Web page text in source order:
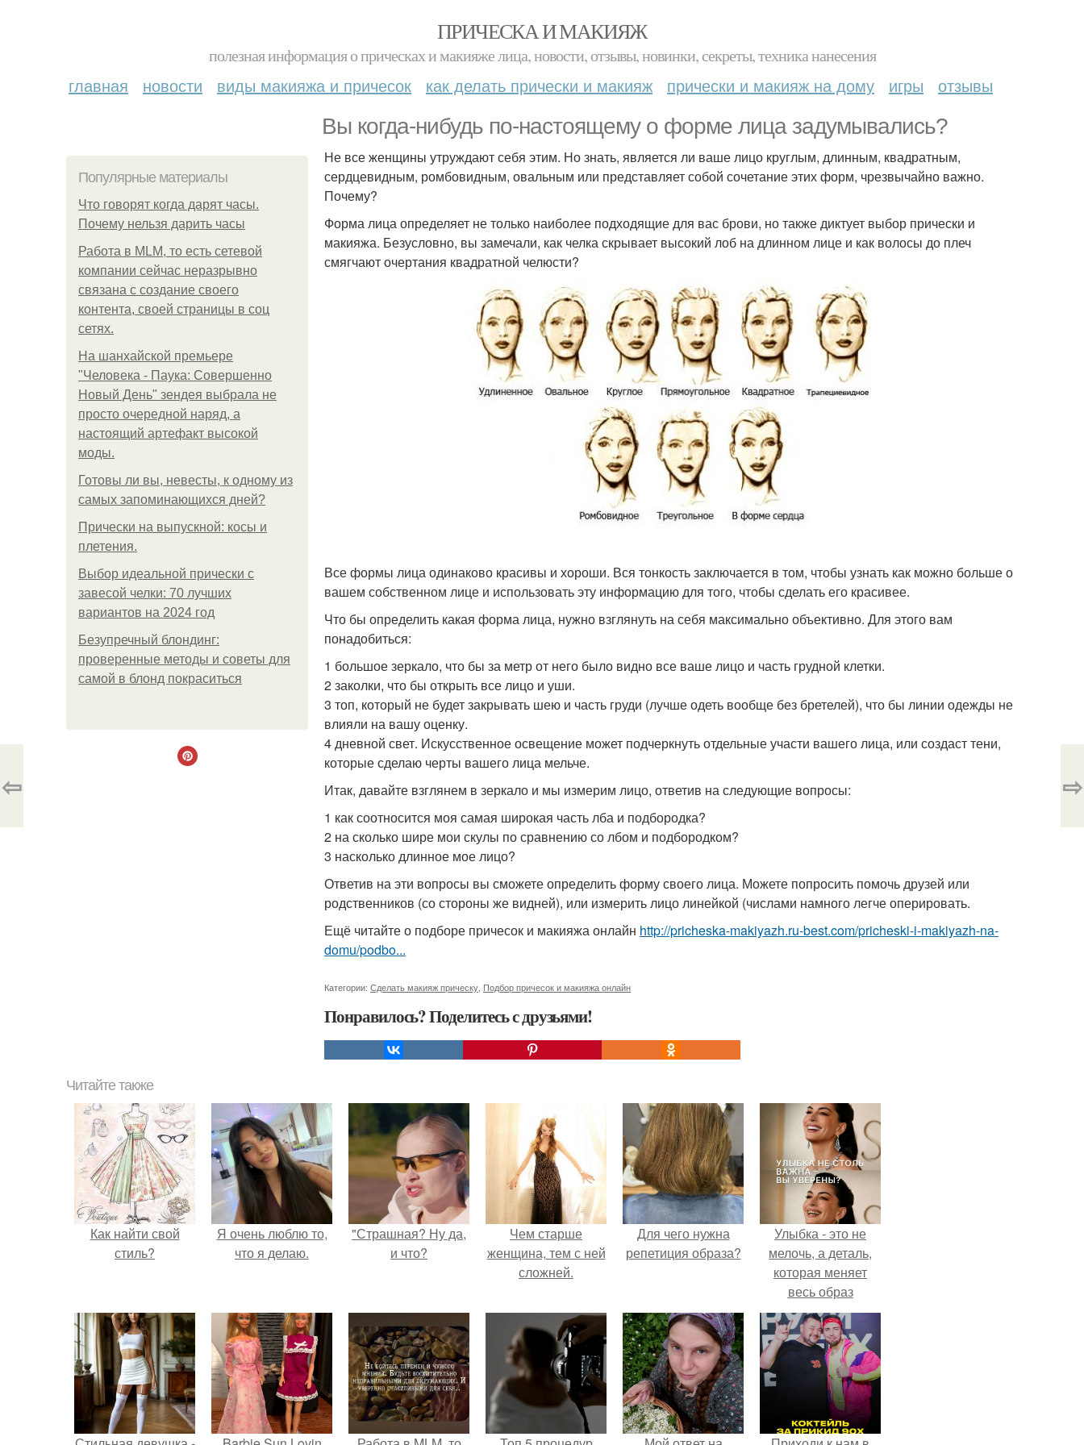
ПРИЧЕСКА И МАКИЯЖ
полезная информация о прическах и макияже лица, новости, отзывы, новинки, секреты, техника нанесения
главная новости виды макияжа и причесок как делать прически и макияж прически и макияж на дому игры отзывы
Вы когда-нибудь по-настоящему о форме лица задумывались?
Популярные материалы
Что говорят когда дарят часы.
Почему нельзя дарить часы
Работа в MLM, то есть сетевой
компании сейчас неразрывно
связана с создание своего
контента, своей страницы в соц
сетях.
На шанхайской премьере
"Человека - Паука: Совершенно
Новый День" зендея выбрала не
просто очередной наряд, а
настоящий артефакт высокой
моды.
Готовы ли вы, невесты, к одному из
самых запоминающихся дней?
Прически на выпускной: косы и
плетения.
Выбор идеальной прически с
завесой челки: 70 лучших
вариантов на 2024 год
Безупречный блондинг:
проверенные методы и советы для
самой в блонд покраситься
Не все женщины утруждают себя этим. Но знать, является ли ваше лицо круглым, длинным, квадратным,
сердцевидным, ромбовидным, овальным или представляет собой сочетание этих форм, чрезвычайно важно.
Почему?
Форма лица определяет не только наиболее подходящие для вас брови, но также диктует выбор прически и
макияжа. Безусловно, вы замечали, как челка скрывает высокий лоб на длинном лице и как волосы до плеч
смягчают очертания квадратной челюсти?
Все формы лица одинаково красивы и хороши. Вся тонкость заключается в том, чтобы узнать как можно больше о
вашем собственном лице и использовать эту информацию для того, чтобы сделать его красивее.
Что бы определить какая форма лица, нужно взглянуть на себя максимально объективно. Для этого вам
понадобиться:
1 большое зеркало, что бы за метр от него было видно все ваше лицо и часть грудной клетки.
2 заколки, что бы открыть все лицо и уши.
3 топ, который не будет закрывать шею и часть груди (лучше одеть вообще без бретелей), что бы линии одежды не
влияли на вашу оценку.
4 дневной свет. Искусственное освещение может подчеркнуть отдельные участи вашего лица, или создаст тени,
которые сделаю черты вашего лица мельче.
Итак, давайте взглянем в зеркало и мы измерим лицо, ответив на следующие вопросы:
1 как соотносится моя самая широкая часть лба и подбородка?
2 на сколько шире мои скулы по сравнению со лбом и подбородком?
3 насколько длинное мое лицо?
Ответив на эти вопросы вы сможете определить форму своего лица. Можете попросить помочь друзей или
родственников (со стороны же видней), или измерить лицо линейкой (числами намного легче оперировать.
Ещё читайте о подборе причесок и макияжа онлайн http://pricheska-makiyazh.ru-best.com/pricheski-i-makiyazh-na-
domu/podbo...
Категории: Сделать макияж прическу Подбор причесок и макияжа онлайн
Понравилось? Поделитесь с друзьями!
⇦ ⇨
Читайте также
Как найти свой
стиль?
Я очень люблю то,
что я делаю.
"Страшная? Ну да,
и что?
Чем старше
женщина, тем с ней
сложней.
Для чего нужна
репетиция образа?
Улыбка - это не
мелочь, а деталь,
которая меняет
весь образ
человека.